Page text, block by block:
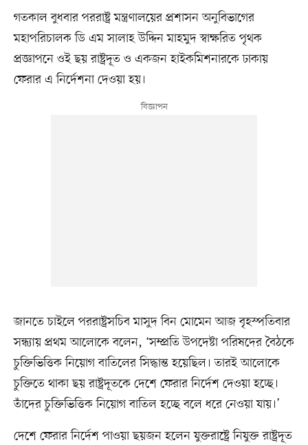
গতকাল বুধবার পররাষ্ট্র মন্ত্রণালয়ের প্রশাসন অনুবিভাগের
মহাপরিচালক ডি এম সালাহ উদ্দিন মাহমুদ স্বাক্ষরিত পৃথক
প্রজ্ঞাপনে ওই ছয় রাষ্ট্রদূত ও একজন হাইকমিশনারকে ঢাকায়
ফেরার এ নির্দেশনা দেওয়া হয়।
জানতে চাইলে পররাষ্ট্রসচিব মাসুদ বিন মোমেন আজ বৃহস্পতিবার
সন্ধ্যায় প্রথম আলোকে বলেন, ‘সম্প্রতি উপদেষ্টা পরিষদের বৈঠকে
চুক্তিভিত্তিক নিয়োগ বাতিলের সিদ্ধান্ত হয়েছিল। তারই আলোকে
চুক্তিতে থাকা ছয় রাষ্ট্রদূতকে দেশে ফেরার নির্দেশ দেওয়া হচ্ছে।
তাঁদের চুক্তিভিত্তিক নিয়োগ বাতিল হচ্ছে বলে ধরে নেওয়া যায়।’
দেশে ফেরার নির্দেশ পাওয়া ছয়জন হলেন যুক্তরাষ্ট্রে নিযুক্ত রাষ্ট্রদূত